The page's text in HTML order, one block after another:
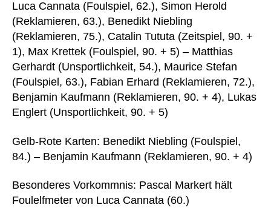
Luca Cannata (Foulspiel, 62.), Simon Herold
(Reklamieren, 63.), Benedikt Niebling
(Reklamieren, 75.), Catalin Tututa (Zeitspiel, 90. +
1), Max Krettek (Foulspiel, 90. + 5) – Matthias
Gerhardt (Unsportlichkeit, 54.), Maurice Stefan
(Foulspiel, 63.), Fabian Erhard (Reklamieren, 72.),
Benjamin Kaufmann (Reklamieren, 90. + 4), Lukas
Englert (Unsportlichkeit, 90. + 5)
Gelb-Rote Karten: Benedikt Niebling (Foulspiel,
84.) – Benjamin Kaufmann (Reklamieren, 90. + 4)
Besonderes Vorkommnis: Pascal Markert hält
Foulelfmeter von Luca Cannata (60.)